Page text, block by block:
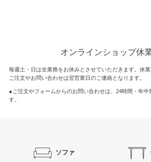
オンラインショップ休
毎週土・日は全業務をお休みとさせていただきます。休
ご注文やお問い合わせは翌営業日のご連絡となります。
●ご注文やフォームからのお問い合わせは、 24時間・年中
す。
ソファ